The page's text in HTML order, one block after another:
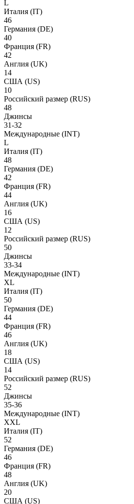
L
Италия (IT)
46
Германия (DE)
40
Франция (FR)
42
Англия (UK)
14
США (US)
10
Российский размер (RUS)
48
Джинсы
31-32
Международные (INT)
L
Италия (IT)
48
Германия (DE)
42
Франция (FR)
44
Англия (UK)
16
США (US)
12
Российский размер (RUS)
50
Джинсы
33-34
Международные (INT)
XL
Италия (IT)
50
Германия (DE)
44
Франция (FR)
46
Англия (UK)
18
США (US)
14
Российский размер (RUS)
52
Джинсы
35-36
Международные (INT)
XXL
Италия (IT)
52
Германия (DE)
46
Франция (FR)
48
Англия (UK)
20
США (US)